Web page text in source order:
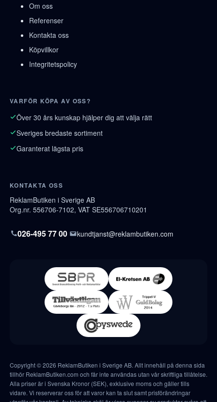
Om oss
Referenser
Kontakta oss
Köpvillkor
Integritetspolicy
VARFÖR KÖPA AV OSS?
Över 30 års kunskap hjälper dig att välja rätt
Sveriges bredaste sortiment
Garanterat lägsta pris
KONTAKTA OSS
ReklamButiken i Sverige AB
Org.nr. 556706-7102, VAT SE556706710201
026-495 77 00 kundtjanst@reklambutiken.com
Copyright © 2026 ReklamButiken i Sverige AB. Allt innehåll på denna sida
tillhör ReklamButiken.com och får inte användas utan vår skriftliga tillåtelse.
Alla priser är i Svenska Kronor (SEK), exklusive moms och gäller tills
vidare. Vi reserverar oss för att varor kan ta slut samt prisförändringar